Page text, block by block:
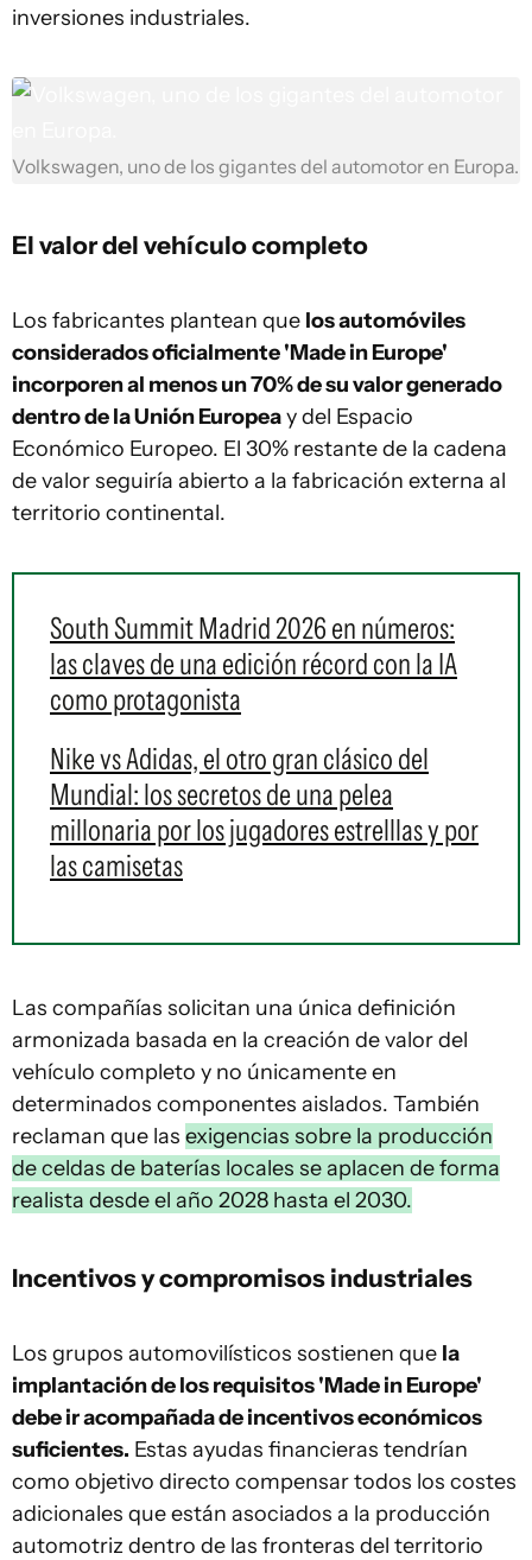
inversiones industriales.
Volkswagen, uno de los gigantes del automotor en Europa.
El valor del vehículo completo
Los fabricantes plantean que los automóviles
considerados oficialmente 'Made in Europe'
incorporen al menos un 70% de su valor generado
dentro de la Unión Europeay del Espacio
Económico Europeo. El 30% restante de la cadena
de valor seguiría abierto a la fabricación externa al
territorio continental.
South Summit Madrid 2026 en números:
las claves de una edición récord con la IA
como protagonista
Nike vs Adidas, el otro gran clásico del
Mundial: los secretos de una pelea
millonaria por los jugadores estrelllas y por
las camisetas
Las compañías solicitan una única definición
armonizada basada en la creación de valor del
vehículo completo y no únicamente en
determinados componentes aislados. También
reclaman que las exigencias sobre la producción
de celdas de baterías locales se aplacen de forma
realista desde el año 2028 hasta el 2030.
Incentivos y compromisos industriales
Los grupos automovilísticos sostienen que la
implantación de los requisitos 'Made in Europe'
debe ir acompañada de incentivos económicos
suficientes. Estas ayudas financieras tendrían
como objetivo directo compensar todos los costes
adicionales que están asociados a la producción
automotriz dentro de las fronteras del territorio